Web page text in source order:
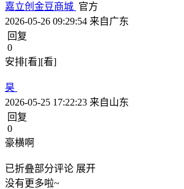
嘉立创金豆商城 官方
2026-05-26 09:29:54 来自广东
回复
0
安排[看][看]
昊
2026-05-25 17:22:23 来自山东
回复
0
已折叠部分评论 展开
没有更多啦~